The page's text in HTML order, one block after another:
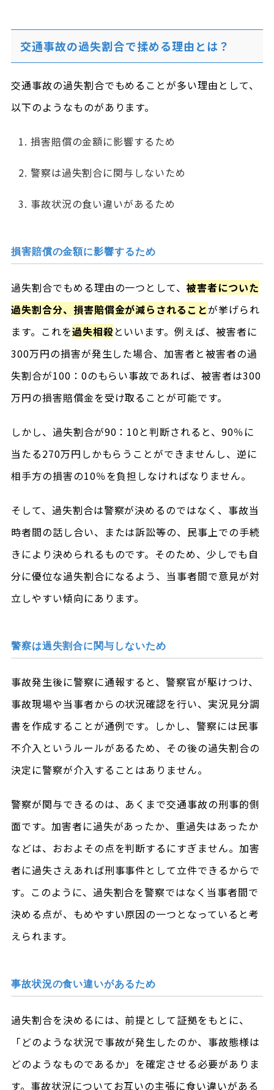
交通事故の過失割合で揉める理由とは？
交通事故の過失割合でもめることが多い理由として、
以下のようなものがあります。
損害賠償の金額に影響するため
警察は過失割合に関与しないため
事故状況の食い違いがあるため
損害賠償の金額に影響するため
過失割合でもめる理由の一つとして、被害者についた
過失割合分、損害賠償金が減らされることが挙げられ
ます。これを過失相殺といいます。例えば、被害者に
300万円の損害が発生した場合、加害者と被害者の過
失割合が100：0のもらい事故であれば、被害者は300
万円の損害賠償金を受け取ることが可能です。
しかし、過失割合が90：10と判断されると、90％に
当たる270万円しかもらうことができませんし、逆に
相手方の損害の10％を負担しなければなりません。
そして、過失割合は警察が決めるのではなく、事故当
時者間の話し合い、または訴訟等の、民事上での手続
きにより決められるものです。そのため、少しでも自
分に優位な過失割合になるよう、当事者間で意見が対
立しやすい傾向にあります。
警察は過失割合に関与しないため
事故発生後に警察に通報すると、警察官が駆けつけ、
事故現場や当事者からの状況確認を行い、実況見分調
書を作成することが通例です。しかし、警察には民事
不介入というルールがあるため、その後の過失割合の
決定に警察が介入することはありません。
警察が関与できるのは、あくまで交通事故の刑事的側
面です。加害者に過失があったか、重過失はあったか
などは、おおよその点を判断するにすぎません。加害
者に過失さえあれば刑事事件として立件できるからで
す。このように、過失割合を警察ではなく当事者間で
決める点が、もめやすい原因の一つとなっていると考
えられます。
事故状況の食い違いがあるため
過失割合を決めるには、前提として証拠をもとに、
「どのような状況で事故が発生したのか、事故態様は
どのようなものであるか」を確定させる必要がありま
す。事故状況についてお互いの主張に食い違いがある